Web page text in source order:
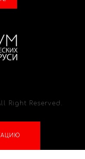
Right Reserved.